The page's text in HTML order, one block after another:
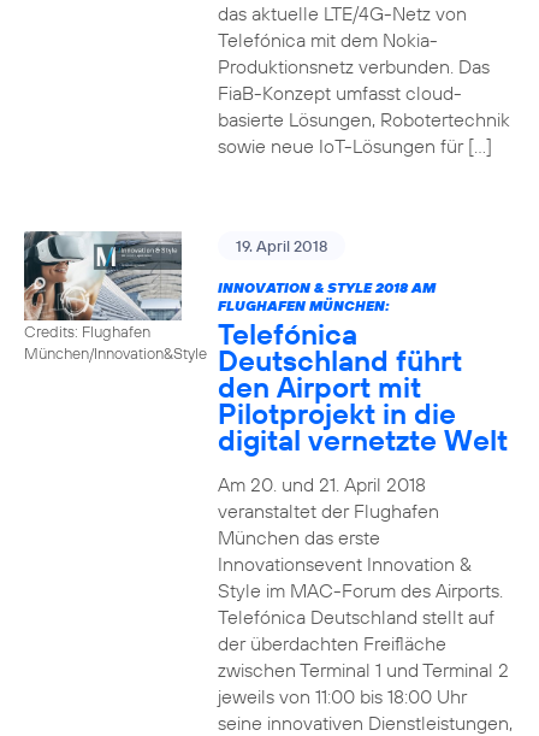
das aktuelle LTE/4G-Netz von
Telefónica mit dem Nokia-
Produktionsnetz verbunden. Das
FiaB-Konzept umfasst cloud-
basierte Lösungen, Robotertechnik
sowie neue IoT-Lösungen für […]
Credits: Flughafen
München/Innovation&Style
19. April 2018
INNOVATION & STYLE 2018 AM
FLUGHAFEN MÜNCHEN:
Telefónica
Deutschland führt
den Airport mit
Pilotprojekt in die
digital vernetzte Welt
Am 20. und 21. April 2018
veranstaltet der Flughafen
München das erste
Innovationsevent Innovation &
Style im MAC-Forum des Airports.
Telefónica Deutschland stellt auf
der überdachten Freifläche
zwischen Terminal 1 und Terminal 2
jeweils von 11:00 bis 18:00 Uhr
seine innovativen Dienstleistungen,